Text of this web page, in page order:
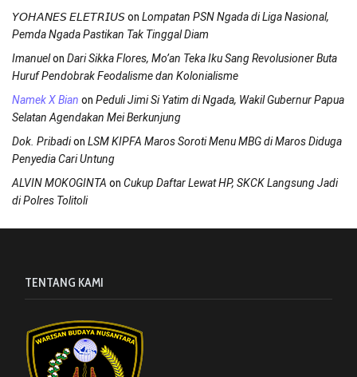
𝘠𝘖𝘏𝘈𝘕𝘌𝘚 𝘌𝘓𝘌𝘛𝘙𝘐𝘜𝘚on Lompatan PSN Ngada di Liga Nasional,
Pemda Ngada Pastikan Tak Tinggal Diam
Imanuelon Dari Sikka Flores, Mo’an Teka Iku Sang Revolusioner Buta
Huruf Pendobrak Feodalisme dan Kolonialisme
Namek X Bian on Peduli Jimi Si Yatim di Ngada, Wakil Gubernur Papua
Selatan Agendakan Mei Berkunjung
Dok. Pribadion LSM KIPFA Maros Soroti Menu MBG di Maros Diduga
Penyedia Cari Untung
ALVIN MOKOGINTA on Cukup Daftar Lewat HP, SKCK Langsung Jadi
di Polres Tolitoli
TENTANG KAMI